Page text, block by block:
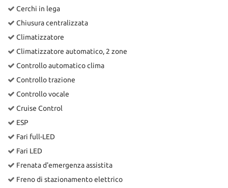
Cerchi in lega
Chiusura centralizzata
Climatizzatore
Climatizzatore automatico, 2 zone
Controllo automatico clima
Controllo trazione
Controllo vocale
Cruise Control
ESP
Fari full-LED
Fari LED
Frenata d'emergenza assistita
Freno di stazionamento elettrico
le